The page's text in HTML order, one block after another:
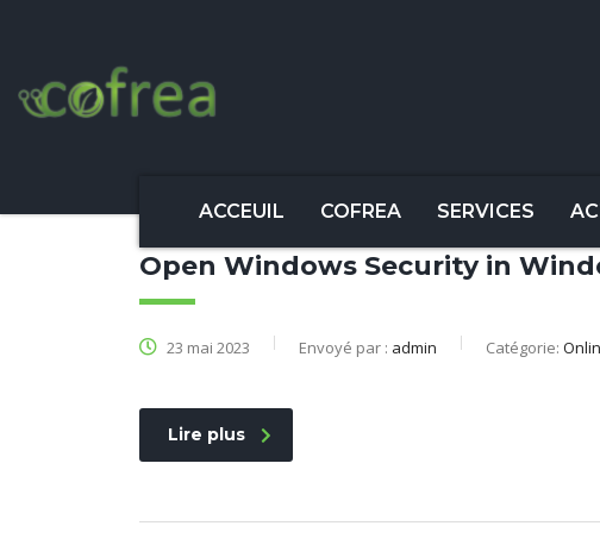
ACCEUIL COFREA SERVICES
Open Windows Security in
23 mai 2023 Envoyé par : admin Catégorie:
Lire plus